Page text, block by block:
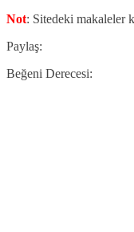
Not: Sitedeki makaleler
Paylaş:
Beğeni Derecesi: